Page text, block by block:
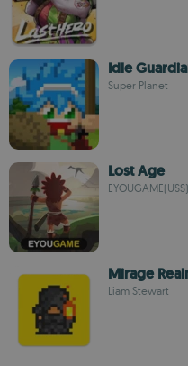
Idle
Super Planet
Lost Age
EYOUGAME(USS)
Mirage
Liam Stewart